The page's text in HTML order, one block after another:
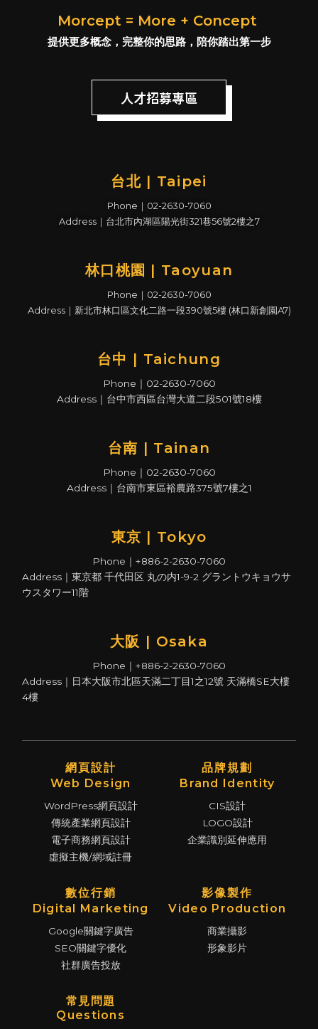
Morcept = More + Concept
提供更多概念，完整你的思路，陪你踏出第一步
人才招募專區
台北 | Taipei
Phone｜02-2630-7060
Address｜台北市內湖區陽光街321巷56號2樓之7
林口桃園 | Taoyuan
Phone｜02-2630-7060
Address｜新北市林口區文化二路一段390號5樓 (林口新創園A7)
台中 | Taichung
Phone｜02-2630-7060
Address｜台中市西區台灣大道二段501號18樓
台南 | Tainan
Phone｜02-2630-7060
Address｜台南市東區裕農路375號7樓之1
東京 | Tokyo
Phone｜+886-2-2630-7060
Address｜東京都 千代田区 丸の内1-9-2 グラントウキョウサ
ウスタワー11階
大阪 | Osaka
Phone｜+886-2-2630-7060
Address｜日本大阪市北區天滿二丁目1之12號 天滿橋SE大樓
4樓
網頁設計
Web Design
WordPress網頁設計
傳統產業網頁設計
電子商務網頁設計
虛擬主機/網域註冊
品牌規劃
Brand Identity
CIS設計
LOGO設計
企業識別延伸應用
數位行銷
Digital Marketing
Google關鍵字廣告
SEO關鍵字優化
社群廣告投放
影像製作
Video Production
商業攝影
形象影片
常見問題
Questions